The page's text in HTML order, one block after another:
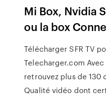
Mi Box, Nvidia
ou la box
Télécharger SFR TV
Telecharger.com Avec
retrouvez plus de 130
Qualité vidéo dont